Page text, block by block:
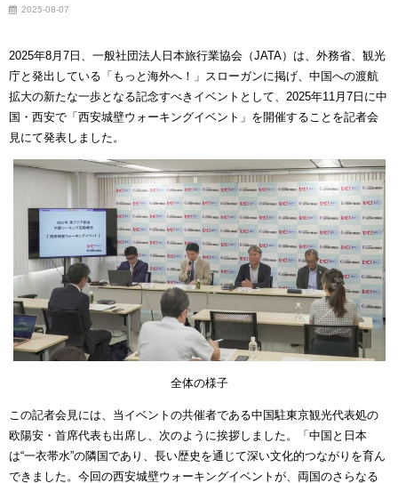
2025-08-07
2025年8 月 7 日、一般社団法人日本旅行業協会（JATA）は、外務省、観光
庁と発出している「もっと海外へ！」スローガンに掲げ、中国への渡航
拡大の新たな一歩となる記念すべきイベントとして、 2025年11 月 7 日に中
国・西安で「西安城壁ウォーキングイベント」を開催することを記者会
見にて発表しました。
全体の様子
この記者会見には、当イベントの共催者である中国駐東京観光代表処の
欧陽安・首席代表も出席し、次のように挨拶しました。「中国と日本
は“一衣帯水”の隣国であり、長い歴史を通じて深い文化的つながりを育ん
できました。今回の西安城壁ウォーキングイベントが、両国のさらなる